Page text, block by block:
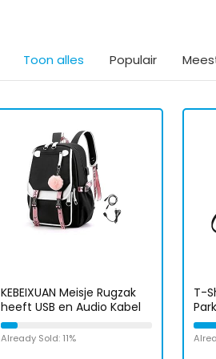
Toon alles Populair
KEBEIXUAN Meisje Rugzak
heeft USB en Audio Kabel
Interface Geschikt als
Student School Bag
Already Sold: 11%
T-